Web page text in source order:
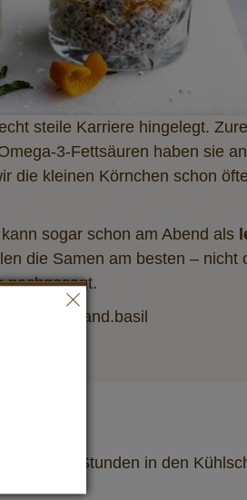
steile Karriere hingelegt.
3-Fettsäuren haben sie
die kleinen Körnchen schon
sogar schon am Abend als
die Samen am besten – nicht
nachgesagt.
@berries.and.basil
ca. 1 - 2 Stunden in den